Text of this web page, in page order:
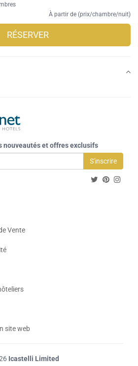
À partir de (prix/chambre/nuit)
RÉSERVER
nouveautés et offres exclusifs
S'inscrire
Vente
site web
Icastelli Limited